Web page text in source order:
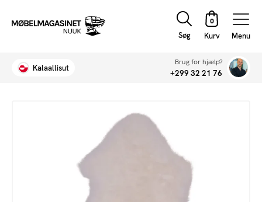
Søg Menu
Kalaallisut
Brug for hjælp?
+299 32 21 76